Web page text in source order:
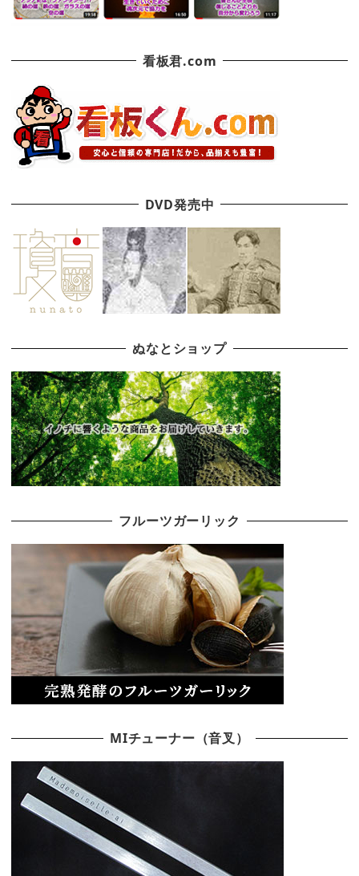
看板君.com
DVD発売中
ぬなとショップ
フルーツガーリック
MIチューナー（音叉）